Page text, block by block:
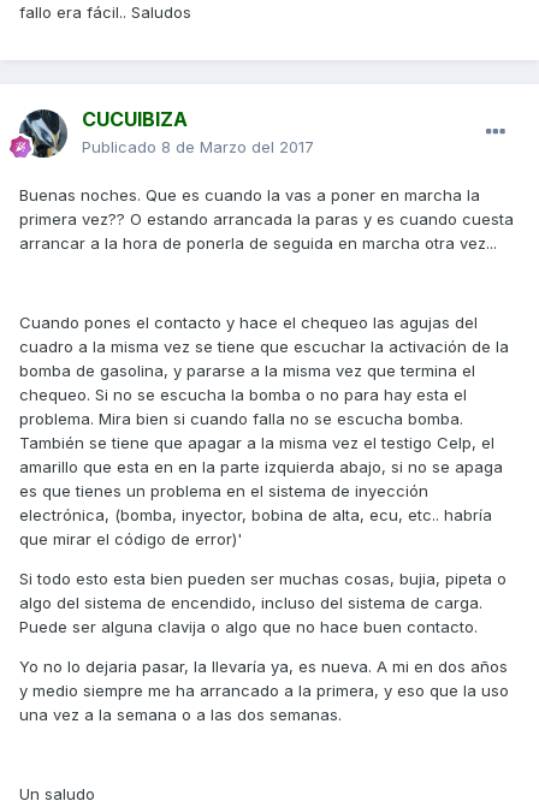
fallo era fácil.. Saludos
CUCUIBIZA
Publicado 8 de Marzo del 2017
Buenas noches. Que es cuando la vas a poner en marcha la
primera vez?? O estando arrancada la paras y es cuando cuesta
arrancar a la hora de ponerla de seguida en marcha otra vez...
Cuando pones el contacto y hace el chequeo las agujas del
cuadro a la misma vez se tiene que escuchar la activación de la
bomba de gasolina, y pararse a la misma vez que termina el
chequeo. Si no se escucha la bomba o no para hay esta el
problema. Mira bien si cuando falla no se escucha bomba.
También se tiene que apagar a la misma vez el testigo Celp, el
amarillo que esta en en la parte izquierda abajo, si no se apaga
es que tienes un problema en el sistema de inyección
electrónica, (bomba, inyector, bobina de alta, ecu, etc.. habría
que mirar el código de error)'
Si todo esto esta bien pueden ser muchas cosas, bujia, pipeta o
algo del sistema de encendido, incluso del sistema de carga.
Puede ser alguna clavija o algo que no hace buen contacto.
Yo no lo dejaria pasar, la llevaría ya, es nueva. A mi en dos años
y medio siempre me ha arrancado a la primera, y eso que la uso
una vez a la semana o a las dos semanas.
Un saludo